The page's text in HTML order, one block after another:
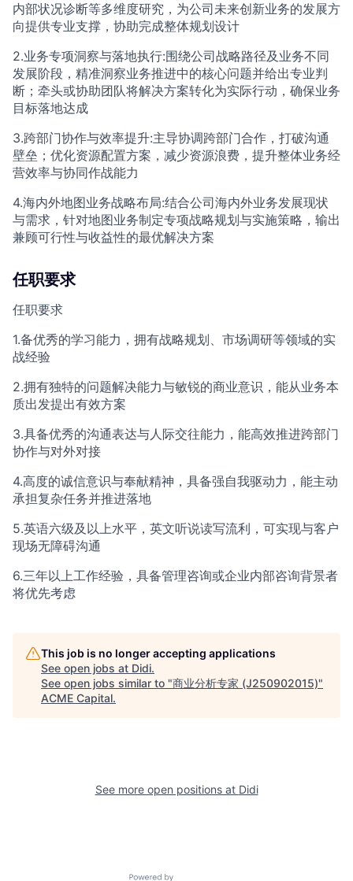
内部状况诊断等多维度研究，为公司未来创新业务的发展方
向提供专业支撑，协助完成整体规划设计
2.业务专项洞察与落地执行:围绕公司战略路径及业务不同
发展阶段，精准洞察业务推进中的核心问题并给出专业判
断；牵头或协助团队将解决方案转化为实际行动，确保业务
目标落地达成
3.跨部门协作与效率提升:主导协调跨部门合作，打破沟通
壁垒；优化资源配置方案，减少资源浪费，提升整体业务经
营效率与协同作战能力
4.海内外地图业务战略布局:结合公司海内外业务发展现状
与需求，针对地图业务制定专项战略规划与实施策略，输出
兼顾可行性与收益性的最优解决方案
任职要求
任职要求
1.备优秀的学习能力，拥有战略规划、市场调研等领域的实
战经验
2.拥有独特的问题解决能力与敏锐的商业意识，能从业务本
质出发提出有效方案
3.具备优秀的沟通表达与人际交往能力，能高效推进跨部门
协作与对外对接
4.高度的诚信意识与奉献精神，具备强自我驱动力，能主动
承担复杂任务并推进落地
5.英语六级及以上水平，英文听说读写流利，可实现与客户
现场无障碍沟通
6.三年以上工作经验，具备管理咨询或企业内部咨询背景者
将优先考虑
This job is no longer accepting applications
See open jobs at Didi.
See open jobs similar to "商业分析专家 (J250902015)"
ACME Capital.
See more open positions at Didi